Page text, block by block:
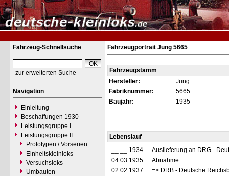
Fahrzeug-Schnellsuche
zur erweiterten Suche
Navigation
Einleitung
Beschaffungen 1930
Leistungsgruppe I
Leistungsgruppe II
Prototypen / Vorserien
Einheitskleinloks
Versuchsloks
Umbauten
Fahrzeugportrait Jung 5665
Fahrzeugstamm
Hersteller:
Jung
Fabriknummer:
5665
Baujahr:
1935
Lebenslauf
__.__.1934
Auslieferung an DRG -
04.03.1935
Abnahme
02.02.1937
=> DRB - Deutsche